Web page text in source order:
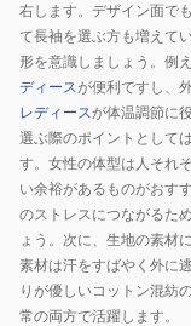
右します。デザイン面で
て長袖を選ぶ方も増えて
形を意識しましょう。例
ディースが便利ですし、
レディースが体温調節に
選ぶ際のポイントとして
す。女性の体型は人それ
い余裕があるものがおす
のストレスにつながるた
ょう。次に、生地の素材
素材は汗をすばやく外に
りが優しいコットン混紡
常の両方で活躍します。